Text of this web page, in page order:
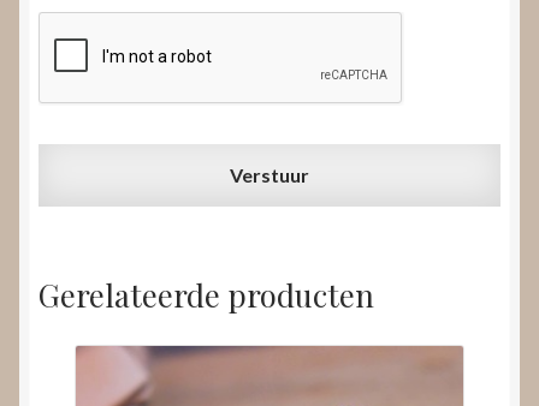
Gerelateerde producten